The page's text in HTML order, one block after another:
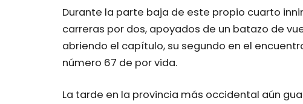
Durante la parte baja de este propio cuarto
carreras por dos, apoyados de un batazo de
abriendo el capítulo, su segundo en el
número 67 de por vida.
La tarde en la provincia más occidental aún